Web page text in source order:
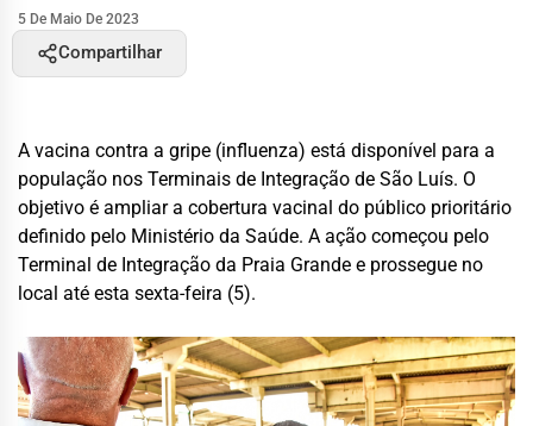
5 De Maio De 2023
Compartilhar
A vacina contra a gripe (influenza) está disponível para a
população nos Terminais de Integração de São Luís. O
objetivo é ampliar a cobertura vacinal do público prioritário
definido pelo Ministério da Saúde. A ação começou pelo
Terminal de Integração da Praia Grande e prossegue no
local até esta sexta-feira (5).